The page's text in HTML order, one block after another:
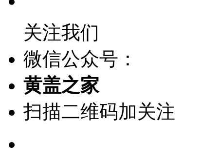
关注我们
微信公众号：
黄盖之家
扫描二维码加关注